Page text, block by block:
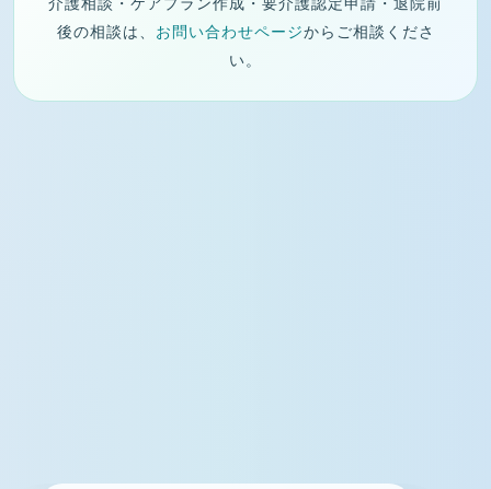
後の相談は、 お問い合わせページからご相談くださ
い。